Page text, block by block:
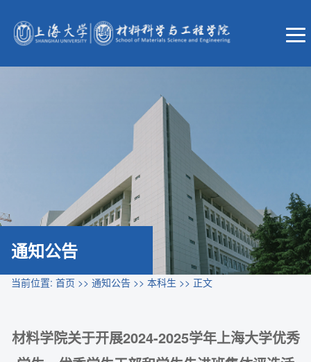
通知公告
当前位置: 首页 >> 通知公告 >> 本科生 >> 正文
材料学院关于开展2024-2025学年上海大学优秀